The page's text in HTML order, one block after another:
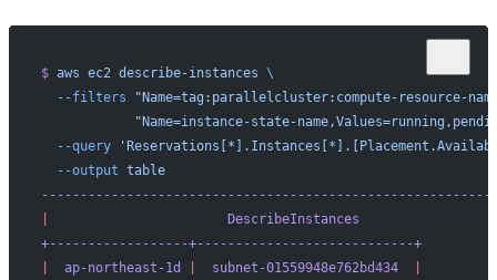
$ aws ec2 describe-instances \
  --filters
"Name=tag:parallelcluster:compute-resource-
"Name=instance-state-
  --query
  --output
table
                       DescribeInstances
+------------------+----------------------------+
  ap-northeast-1d
  subnet-01559948e762bd434
  |